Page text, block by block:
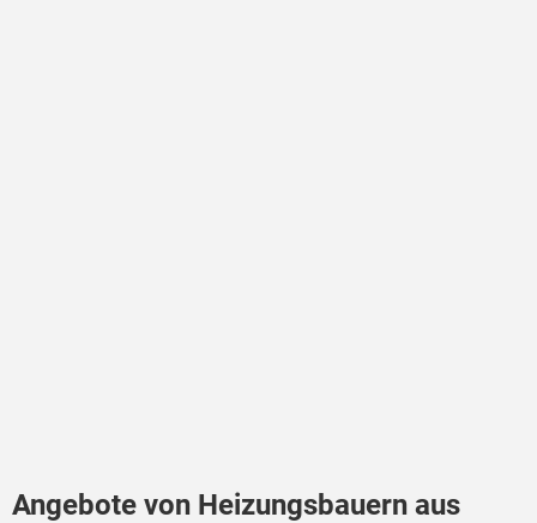
Angebote von Heizungsbauern aus